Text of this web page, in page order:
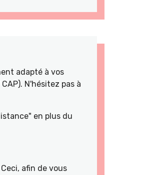
adapté à vos
N'hésitez pas à
en plus du
afin de vous